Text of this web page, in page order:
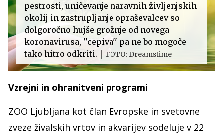
pestrosti, uničevanje naravnih življenjskih
okolij in zastrupljanje opraševalcev so
dolgoročno hujše grožnje od novega
koronavirusa, ''cepiva'' pa ne bo mogoče
tako hitro odkriti.
FOTO: Dreamstime
Vzrejni in ohranitveni programi
ZOO Ljubljana kot član Evropske in svetovne
zveze živalskih vrtov in akvarijev sodeluje v 22